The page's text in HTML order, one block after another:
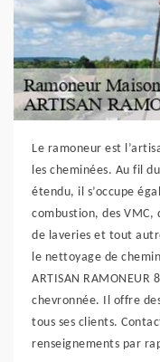
Le ramoneur est
les cheminées. Au fil
étendu, il s’occupe
combustion, des VMC,
de laveries et tout
le nettoyage de
ARTISAN
chevronnée. Il offre
tous ses clients.
renseignements par